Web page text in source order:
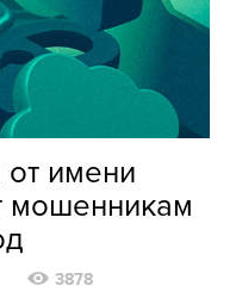
имени
мошенникам
3878